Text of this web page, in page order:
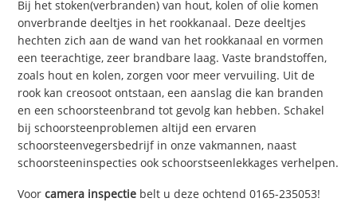
Bij het stoken(verbranden) van hout, kolen of olie komen
onverbrande deeltjes in het rookkanaal. Deze deeltjes
hechten zich aan de wand van het rookkanaal en vormen
een teerachtige, zeer brandbare laag. Vaste brandstoffen,
zoals hout en kolen, zorgen voor meer vervuiling. Uit de
rook kan creosoot ontstaan, een aanslag die kan branden
en een schoorsteenbrand tot gevolg kan hebben. Schakel
bij schoorsteenproblemen altijd een ervaren
schoorsteenvegersbedrijf in onze vakmannen, naast
schoorsteeninspecties ook schoorstseenlekkages verhelpen.
Voorcamera inspectie belt u deze ochtend 0165-235053!